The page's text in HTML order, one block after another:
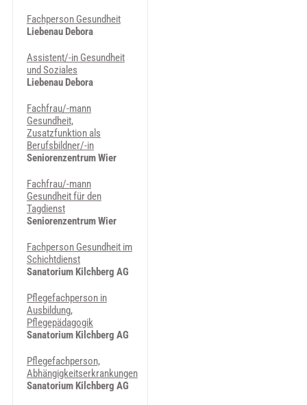
Fachperson Gesundheit
Liebenau Debora
Assistent/-in Gesundheit
und Soziales
Liebenau Debora
Fachfrau/-mann
Gesundheit,
Zusatzfunktion als
Berufsbildner/-in
Seniorenzentrum Wier
Fachfrau/-mann
Gesundheit für den
Tagdienst
Seniorenzentrum Wier
Fachperson Gesundheit im
Schichtdienst
Sanatorium Kilchberg AG
Pflegefachperson in
Ausbildung,
Pflegepädagogik
Sanatorium Kilchberg AG
Pflegefachperson,
Abhängigkeitserkrankungen
Sanatorium Kilchberg AG